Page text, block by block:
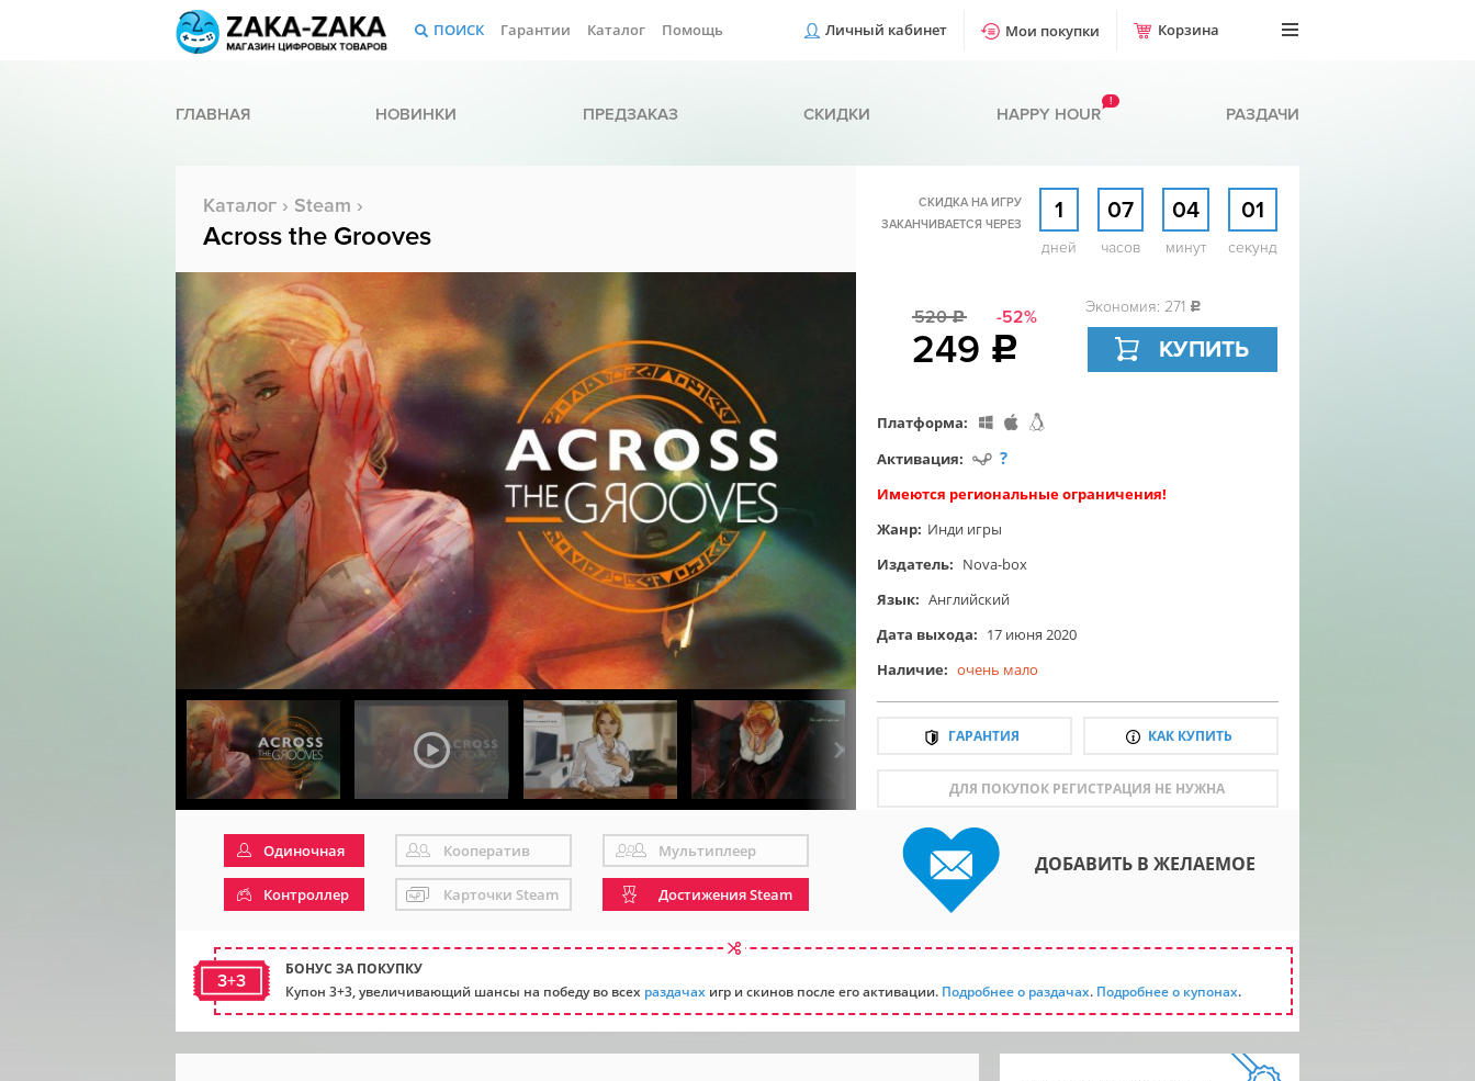
ПОИСК Гарантии Каталог Помощь Личный кабинет Мои покупки Корзина
ГЛАВНАЯ НОВИНКИ ПРЕДЗАКАЗ СКИДКИ HAPPY HOUR
!
РАЗДАЧИ
Каталог › Steam ›
Across the Grooves
СКИДКА НА ИГРУ
ЗАКАНЧИВАЕТСЯ ЧЕРЕЗ
1
дней
07
часов
04
минут
00
секунд
520c -52%
249 c
Экономия: 271 c
КУПИТЬ
Платформа:
Активация:
?
Имеются региональные ограничения!
Жанр: Инди игры
Издатель: Nova-box
Язык: Английский
Дата выхода: 17 июня 2020
Наличие: очень мало
ГАРАНТИЯ КАК КУПИТЬ
ДЛЯ ПОКУПОК РЕГИСТРАЦИЯ НЕ НУЖНА
Одиночная Кооператив Мультиплеер
Контроллер Карточки Steam Достижения Steam
ДОБАВИТЬ В ЖЕЛАЕМОЕ
3+3
БОНУС ЗА ПОКУПКУ
Купон 3+3, увеличивающий шансы на победу во всех раздачах игр и скинов после его активации. Подробнее о раздачах. Подробнее о купонах.